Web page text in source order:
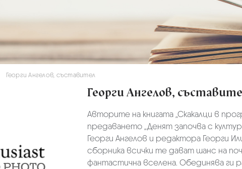
Георги Ангелов, съставител
Георги Ангелов,
Авторите на книгата „Скакалци в
предаването „Денят започва с
Георги Ангелов и редактора Георги
сборника всички те дават шанс на
фантастична вселена. Обединява ги